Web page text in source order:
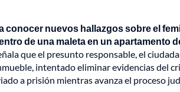
conocer nuevos hallazgos sobre el
de una maleta en un apartamento
que el presunto responsable, el
intentado eliminar evidencias del
a prisión mientras avanza el proceso